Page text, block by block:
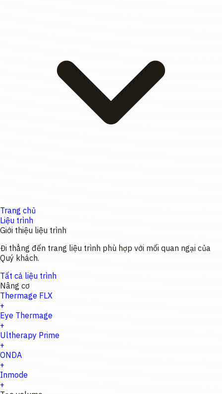
Trang chủ
Liệu trình
Giới thiệu liệu trình
Đi thẳng đến trang liệu trình phù hợp với mối quan ngại của
Quý khách.
Tất cả liệu trình
Nâng cơ
Thermage FLX
+
Eye Thermage
+
Ultherapy Prime
+
ONDA
+
Inmode
+